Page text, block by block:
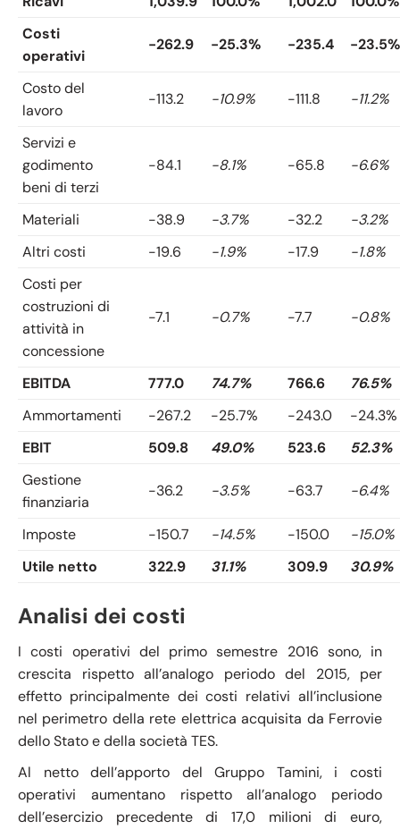
Costi
operativi
-262.9 -25.3% -235.4 -23.5%
Costo del
lavoro
-113.2 -10.9% -111.8 -11.2%
Servizi e
godimento
beni di terzi
-84.1 -8.1% -65.8 -6.6%
Materiali -38.9 -3.7% -32.2
-3.2%
Altri costi
-19.6 -1.9% -17.9
-1.8%
Costi per
costruzioni di
attività in
concessione
-7.1 -0.7% -7.7 -0.8%
EBITDA 777.0 74.7% 766.6
76.5%
Ammortamenti
-267.2 -25.7% -243.0
-24.3%
EBIT
509.8 49.0% 523.6
52.3%
Gestione
finanziaria
-36.2 -3.5% -63.7 -6.4%
Imposte -150.7 -14.5% -150.0
-15.0%
Utile netto
322.9 31.1% 309.9 30.9%
Analisi dei costi
I costi operativi del primo semestre 2016 sono, in
crescita rispetto all’analogo periodo del 2015, per
effetto principalmente dei costi relativi all’inclusione
nel perimetro della rete elettrica acquisita da Ferrovie
dello Stato e della società TES.
Al netto dell’apporto del Gruppo Tamini, i costi
operativi aumentano rispetto all’analogo periodo
dell’esercizio precedente di 17,0 milioni di euro,